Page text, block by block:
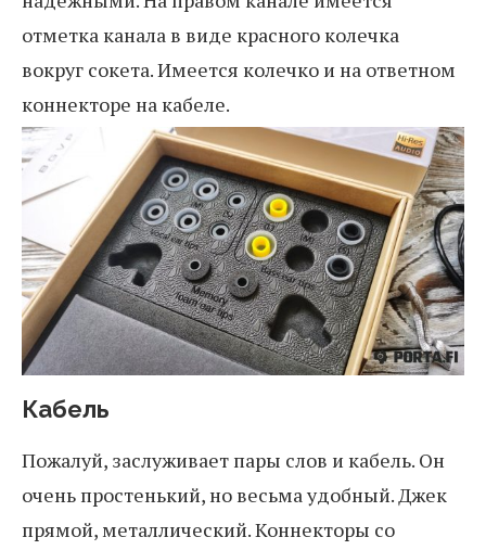
отметка канала в виде красного колечка
вокруг сокета. Имеется колечко и на ответном
коннекторе на кабеле.
Кабель
Пожалуй, заслуживает пары слов и кабель. Он
очень простенький, но весьма удобный. Джек
прямой, металлический. Коннекторы со